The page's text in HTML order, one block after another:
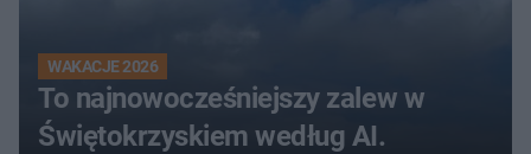
WAKACJE 2026
To najnowocześniejszy zalew w
Świętokrzyskiem według AI.